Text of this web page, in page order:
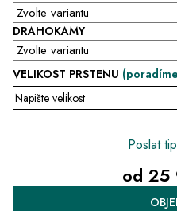
DRAHOKAMY
VELIKOST PRSTENU
Poslat
od 25
Měrná